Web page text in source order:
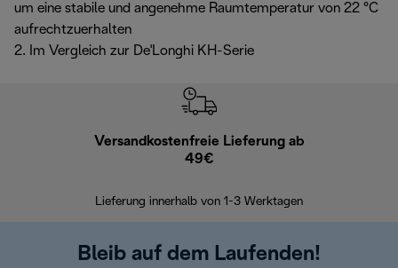
um eine stabile und angenehme Raumtemperatur von 22 °C
aufrechtzuerhalten
2. Im Vergleich zur De'Longhi KH-Serie
Versandkostenfreie Lieferung ab
49€
Lieferung innerhalb von 1-3 Werktagen
Bleib auf dem Laufenden!